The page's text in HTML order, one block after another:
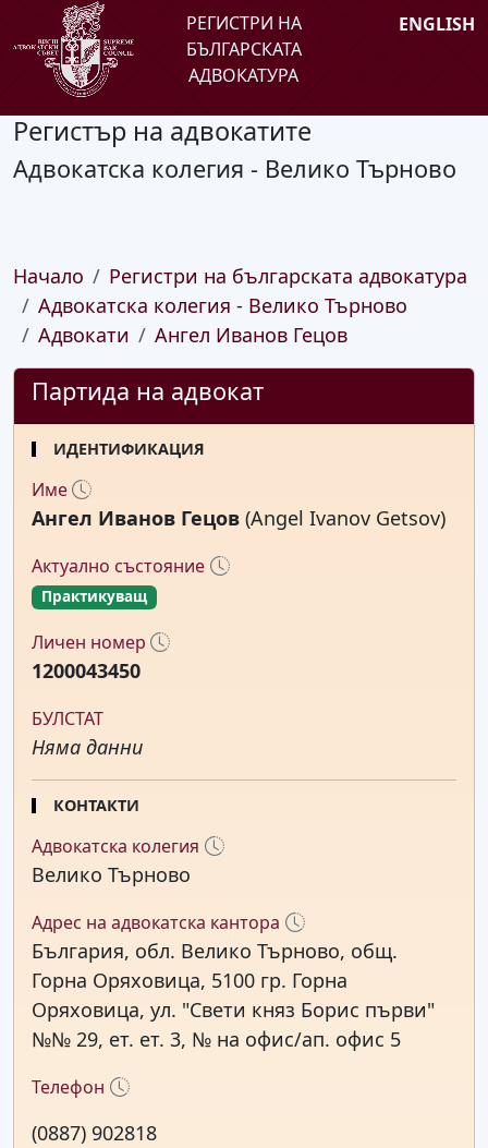
РЕГИСТРИ НА
БЪЛГАРСКАТА
АДВОКАТУРА
ENGLISH
Регистър на адвокатите
Адвокатска колегия - Велико Търново
Начало
Регистри на българската адвокатура
Адвокатска колегия - Велико Търново
Адвокати
Ангел Иванов Гецов
Партида на адвокат
ИДЕНТИФИКАЦИЯ
Име
Ангел Иванов Гецов (Angel Ivanov Getsov)
Актуално състояние
Практикуващ
Личен номер
1200043450
БУЛСТАТ
Няма данни
КОНТАКТИ
Адвокатска колегия
Велико Търново
Адрес на адвокатска кантора
България, обл. Велико Търново, общ.
Горна Оряховица, 5100 гр. Горна
Оряховица, ул. "Свети княз Борис първи"
№№ 29, ет. ет. 3, № на офис/ап. офис 5
Телефон
(0887) 902818